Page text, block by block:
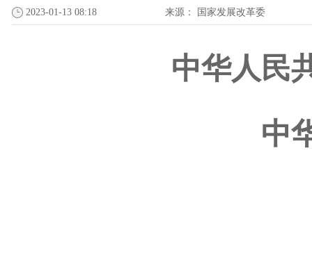
2023-01-13 08:18 来源： 国家发展改革委
中华人民
中